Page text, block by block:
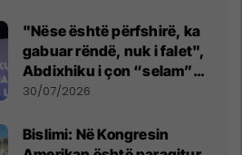
"Nëse është përfshirë, ka
gabuar rëndë, nuk i falet",
Abdixhiku i çon “selam”
Përparim Ramës
30/07/2026
Bislimi: Në Kongresin